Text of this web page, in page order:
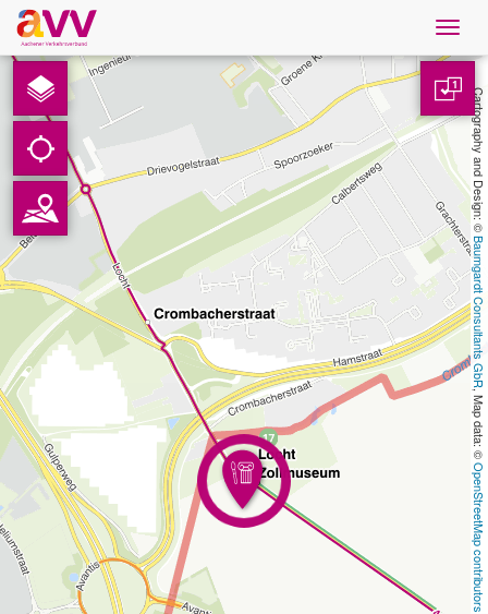
Nederlands
Downloads
Contact
Gegevensbescherming
Colofon
AVV
Cartography and Design: ©
Baumgardt Consultants GbR
, Map data: ©
OpenStreetMap contributors
1